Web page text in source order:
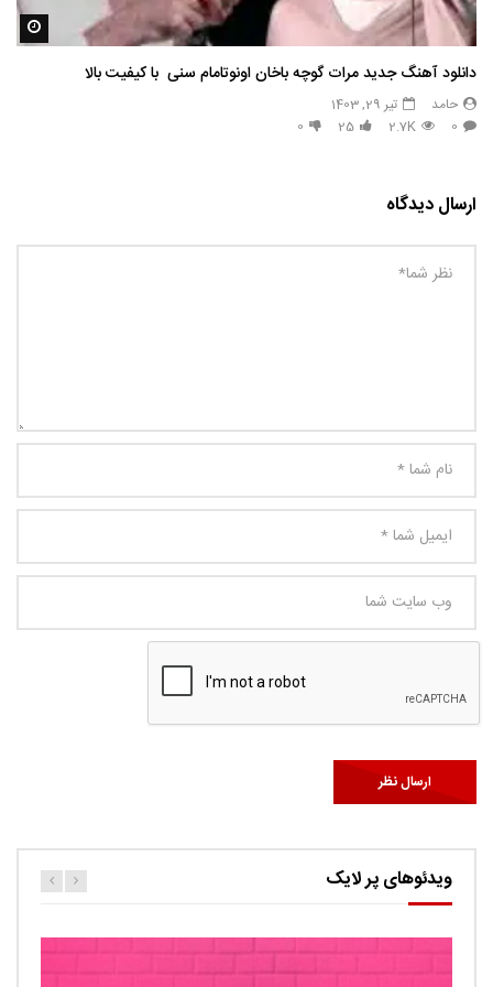
دانلود آهنگ جدید مرات گوچه باخان اونوتامام سنی با کیفیت بالا
حامد
تیر 29, 1403
0
2.7K
25
0
ارسال دیدگاه
ویدئوهای پر لایک
کارتون اگنس این قسمت ربات ها